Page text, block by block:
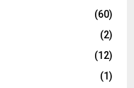
(60)
(2)
(12)
(1)